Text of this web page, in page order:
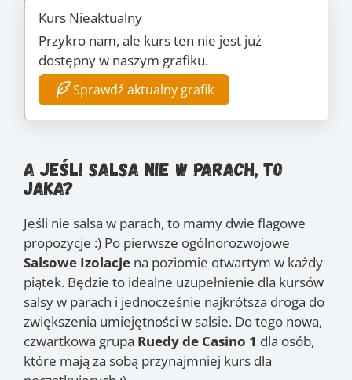
Kurs Nieaktualny
Przykro nam, ale kurs ten nie jest już
dostępny w naszym grafiku.
Sprawdź aktualny grafik
A jeśli salsa nie w parach, to
jaka?
Jeśli nie salsa w parach, to mamy dwie flagowe
propozycje :) Po pierwsze ogólnorozwojowe
Salsowe Izolacje na poziomie otwartym w każdy
piątek. Będzie to idealne uzupełnienie dla kursów
salsy w parach i jednocześnie najkrótsza droga do
zwiększenia umiejętności w salsie. Do tego nowa,
czwartkowa grupa Ruedy de Casino 1 dla osób,
które mają za sobą przynajmniej kurs dla